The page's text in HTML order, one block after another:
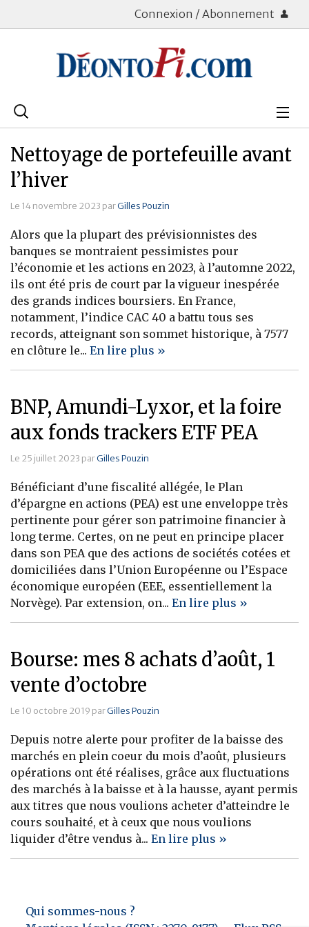
Connexion / Abonnement
Rechercher
Bourse
Placements
Assurance Vie
Patrimoine
Immobilier
Banque
Nettoyage de portefeuille avant
l’hiver
Le 14 novembre 2023 parGilles Pouzin
Alors que la plupart des prévisionnistes des
banques se montraient pessimistes pour
l’économie et les actions en 2023, à l’automne 2022,
ils ont été pris de court par la vigueur inespérée
des grands indices boursiers. En France,
notamment, l’indice CAC 40 a battu tous ses
records, atteignant son sommet historique, à 7577
en clôture le... En lire plus »
BNP, Amundi-Lyxor, et la foire
aux fonds trackers ETF PEA
Le 25 juillet 2023 parGilles Pouzin
Bénéficiant d’une fiscalité allégée, le Plan
d’épargne en actions (PEA) est une enveloppe très
pertinente pour gérer son patrimoine financier à
long terme. Certes, on ne peut en principe placer
dans son PEA que des actions de sociétés cotées et
domiciliées dans l’Union Européenne ou l’Espace
économique européen (EEE, essentiellement la
Norvège). Par extension, on... En lire plus »
Bourse: mes 8 achats d’août, 1
vente d’octobre
Le 10 octobre 2019 parGilles Pouzin
Depuis notre alerte pour profiter de la baisse des
marchés en plein coeur du mois d’août, plusieurs
opérations ont été réalises, grâce aux fluctuations
des marchés à la baisse et à la hausse, ayant permis
aux titres que nous voulions acheter d’atteindre le
cours souhaité, et à ceux que nous voulions
liquider d’être vendus à... En lire plus »
Qui sommes-nous ?